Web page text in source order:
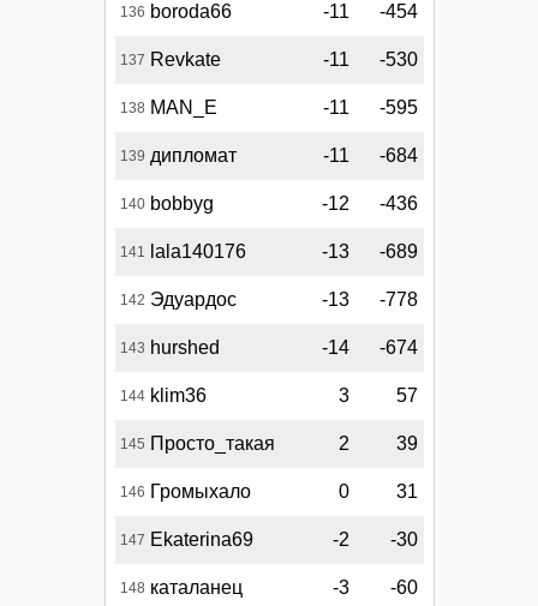
136 boroda66 -11 -454
137 Revkate -11 -530
138 MAN_E -11 -595
139 дипломат -11 -684
140 bobbyg -12 -436
141 lala140176 -13 -689
142 Эдуардос -13 -778
143 hurshed -14 -674
144 klim36 3 57
145 Просто_такая 2 39
146 Громыхало 0 31
147 Ekaterina69 -2 -30
148 каталанец -3 -60